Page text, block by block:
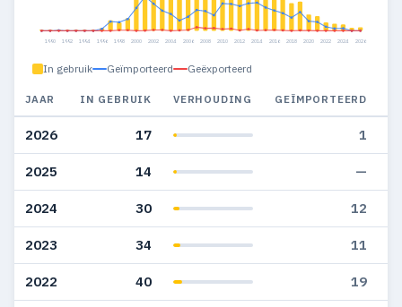
1990 1992 1994 1996 1998 2000 2002 2004 2006 2008 2010 2012 2014 2016 2018 2020 2022 2024 2026
In gebruik Geïmporteerd Geëxporteerd
JAAR IN GEBRUIK VERHOUDING GEÏMPORTEERD
2026 17 1
2025 14 —
2024 30 12
2023 34 11
2022 40 19